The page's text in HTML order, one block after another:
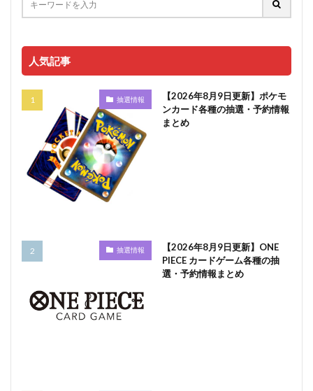
人気記事
抽選情報
【2026年8月9日更新】ポケモ
ンカード各種の抽選・予約情報
まとめ
抽選情報
【2026年8月9日更新】ONE
PIECE カードゲーム各種の抽
選・予約情報まとめ